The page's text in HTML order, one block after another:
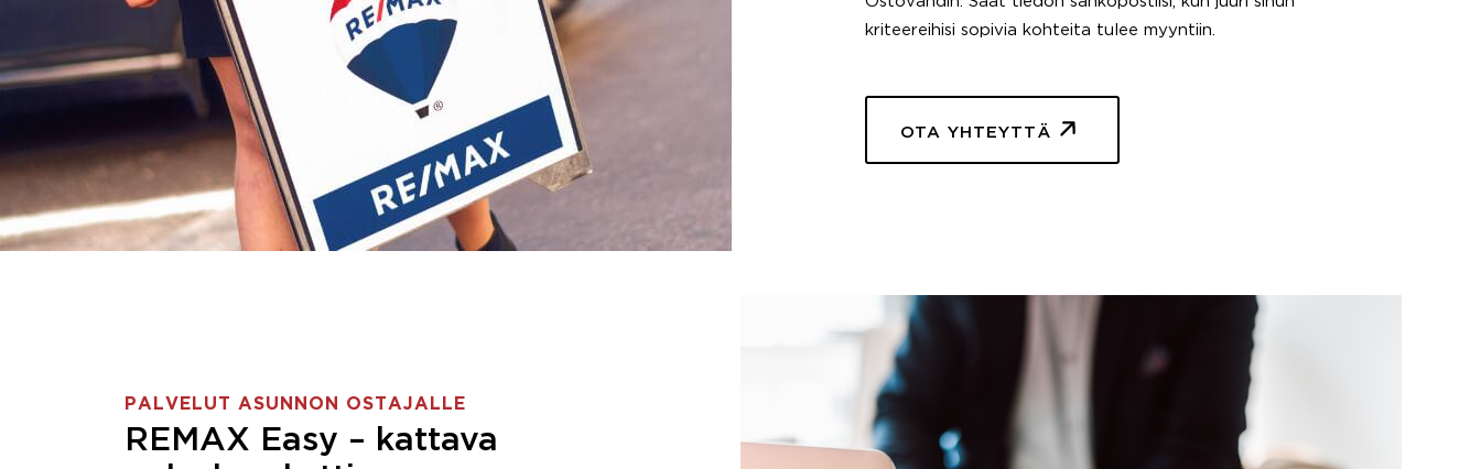
kriteereihisi sopivia kohteita tulee myyntiin.
OTA YHTEYTTÄ
PALVELUT ASUNNON OSTAJALLE
REMAX Easy – kattava